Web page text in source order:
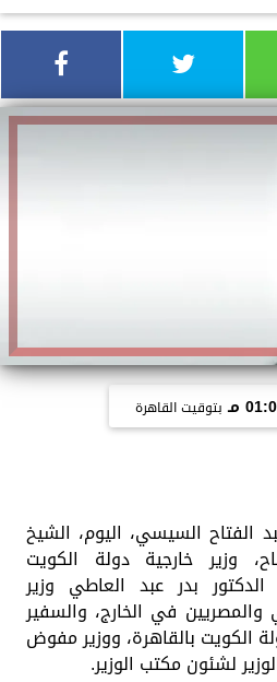
مـ بتوقيت القاهرة
الفتاح السيسي، اليوم، الشيخ
وزير خارجية دولة الكويت
بدر عبد العاطي وزير
والمصريين في الخارج، والسفير
الكويت بالقاهرة، ووزير مفوض
لشئون مكتب الوزير.